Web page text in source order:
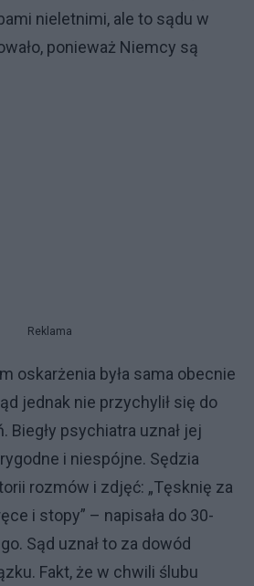
nieletnimi, ale to sądu w
ponieważ Niemcy są
Reklama
oskarżenia była sama obecnie
jednak nie przychylił się do
Biegły psychiatra uznał jej
i niespójne. Sędzia
rozmów i zdjęć: „Tęsknię za
i stopy” – napisała do 30-
Sąd uznał to za dowód
Fakt, że w chwili ślubu